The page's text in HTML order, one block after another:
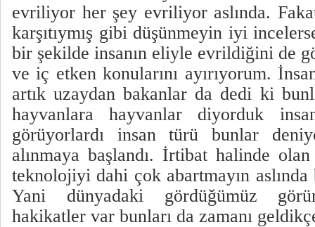
evriliyor her şey evriliyor aslında.
karşıtıymış gibi düşünmeyin iyi
bir şekilde insanın eliyle evrildiğini de
ve iç etken konularını ayırıyorum.
artık uzaydan bakanlar da dedi ki
hayvanlara hayvanlar diyorduk
görüyorlardı insan türü bunlar
alınmaya başlandı. İrtibat halinde
teknolojiyi dahi çok abartmayın
Yani dünyadaki gördüğümüz
hakikatler var bunları da zamanı